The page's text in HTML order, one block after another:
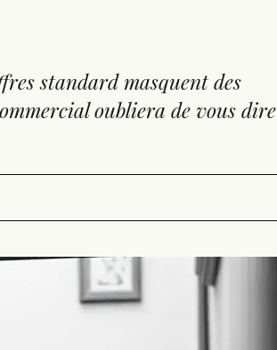
standard masquent des
oubliera de vous dire